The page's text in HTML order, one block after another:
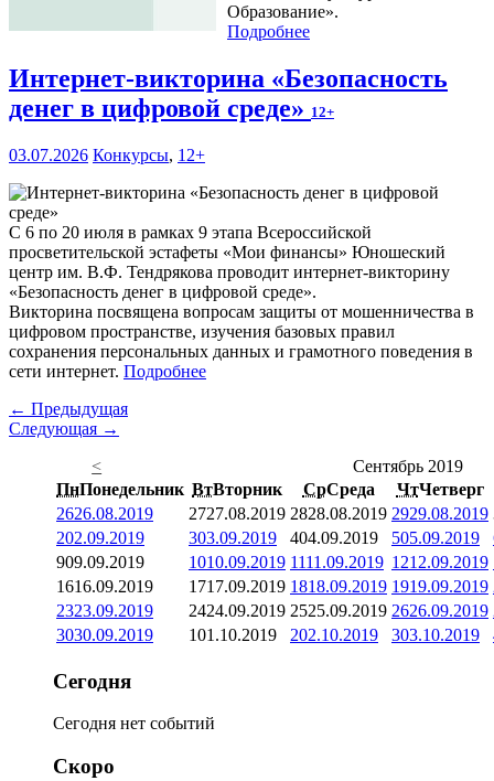
Образование».
Подробнее
Интернет-викторина «Безопасность
денег в цифровой среде» 12+
03.07.2026 Конкурсы, 12+
С 6 по 20 июля в рамках 9 этапа Всероссийской
просветительской эстафеты «Мои финансы» Юношеский
центр им. В.Ф. Тендрякова проводит интернет-викторину
«Безопасность денег в цифровой среде».
Викторина посвящена вопросам защиты от мошенничества в
цифровом пространстве, изучения базовых правил
сохранения персональных данных и грамотного поведения в
сети интернет. Подробнее
← Предыдущая
Следующая →
<
Сентябрь 2019
ПнПонедельник ВтВторник СрСреда ЧтЧетверг
2626.08.2019 2727.08.2019 2828.08.2019 2929.08.2019
202.09.2019 303.09.2019 404.09.2019 505.09.2019
909.09.2019 1010.09.2019 1111.09.2019 1212.09.2019
1616.09.2019 1717.09.2019 1818.09.2019 1919.09.2019
2323.09.2019 2424.09.2019 2525.09.2019 2626.09.2019
3030.09.2019 101.10.2019 202.10.2019 303.10.2019
Сегодня
Сегодня нет событий
Скоро